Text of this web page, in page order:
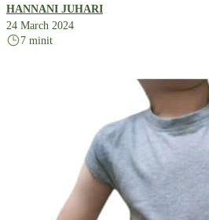
HANNANI JUHARI
24 March 2024
7 minit